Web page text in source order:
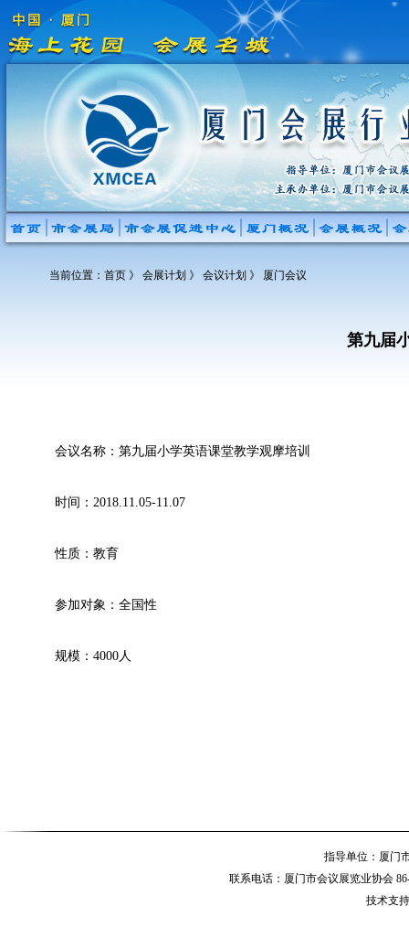
当前位置： 首页 》 会展计划 》 会议计划 》 厦门会议
第九届
会议名称：第九届小学英语课堂教学观摩培训
时间：2018.11.05-11.07
性质：教育
参加对象：全国性
规模：4000人
指导单位：厦
联系电话：厦门市会议展览业协会
技术支